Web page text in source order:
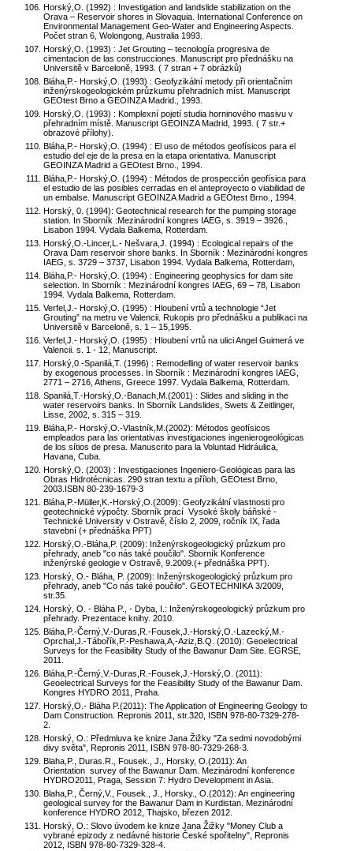
Horský,O. (1992) : Investigation and landslide stabilization on the
Orava – Reservoir shores in Slovaquia. International Conference on
Environmental Management Geo-Water and Engineering Aspects.
Počet stran 6, Wolongong, Australia 1993.
Horský,O. (1993) : Jet Grouting – tecnología progresiva de
cimentacion de las construcciones. Manuscript pro přednášku na
Universitě v Barceloně, 1993. ( 7 stran + 7 obrázků)
Bláha,P.- Horský,O. (1993) : Geofyzikální metody při orientačním
inženýrskogeologickém průzkumu přehradních míst. Manuscript
GEOtest Brno a GEOINZA Madrid., 1993.
Horský,O. (1993) : Komplexní pojetí studia horninového masivu v
přehradním místě. Manuscript GEOINZA Madrid, 1993. ( 7 str.+
obrazové přílohy).
Bláha,P.- Horský,O. (1994) : El uso de métodos geofísicos para el
estudio del eje de la presa en la etapa orientativa. Manuscript
GEOINZA Madrid a GEOtest Brno., 1994.
Bláha,P.- Horský,O. (1994) : Métodos de prospección geofísica para
el estudio de las posibles cerradas en el anteproyecto o viabilidad de
un embalse. Manuscript GEOINZA Madrid a GEOtest Brno., 1994.
Horský, 0. (1994): Geotechnical research for the pumping storage
station. In Sborník :Mezinárodní kongres IAEG, s. 3919 – 3926.,
Lisabon 1994. Vydala Balkema, Rotterdam.
Horský,O.-Lincer,L.- Nešvara,J. (1994) : Ecological repairs of the
Orava Dam reservoir shore banks. In Sborník : Mezinárodní kongres
IAEG, s. 3729 – 3737, Lisabon 1994. Vydala Balkema, Rotterdam,
Bláha,P.- Horský,O. (1994) : Engineering geophysics for dam site
selection. In Sborník : Mezinárodní kongres IAEG, 69 – 78, Lisabon
1994. Vydala Balkema, Rotterdam.
Verfel,J.- Horský,O. (1995) : Hloubení vrtů a technologie “Jet
Grouting” na metru ve Valencii. Rukopis pro přednášku a publikaci na
Universitě v Barceloně, s. 1 – 15,1995.
Verfel,J.- Horský,O. (1995) : Hloubení vrtů na ulici Angel Guimerá ve
Valencii. s. 1 - 12, Manuscript.
Horský,0.-Spanilá,T. (1996) : Remodelling of water reservoir banks
by exogenous processes. In Sborník : Mezinárodní kongres IAEG,
2771 – 2716, Athens, Greece 1997. Vydala Balkema, Rotterdam.
Spanilá,T.-Horský,O.-Banach,M.(2001) : Slides and sliding in the
water reservoirs banks. In Sborník Landslides, Swets & Zeitlinger,
Lisse, 2002, s. 315 – 319.
Bláha,P.- Horský,O.-Vlastník,M.(2002): Métodos geofísicos
empleados para las orientativas investigaciones ingenierogeológicas
de los sítios de presa. Manuscrito para la Voluntad Hidráulica,
Havana, Cuba.
Horský,O. (2003) : Investigaciones Ingeniero-Geológicas para las
Obras Hidrotécnicas. 290 stran textu a příloh, GEOtest Brno,
2003.ISBN 80-239-1679-3
Bláha,P.-Müller,K.-Horský,O.(2009): Geofyzikální vlastnosti pro
geotechnické výpočty. Sborník prací Vysoké školy báňské -
Technické University v Ostravě, číslo 2, 2009, ročník IX, řada
stavební (+ přednáška PPT)
Horský,O.-Bláha,P. (2009): Inženýrskogeologický průzkum pro
přehrady, aneb "co nás také poučilo". Sborník Konference
inženýrské geologie v Ostravě, 9.2009.(+ přednáška PPT).
Horský, O.- Bláha, P. (2009): Inženýrskogeologický průzkum pro
přehrady, aneb "Co nás také poučilo". GEOTECHNIKA 3/2009,
str.35.
Horský, O. - Bláha P., - Dyba, I.: Inženýrskogeologický průzkum pro
přehrady. Prezentace knihy. 2010.
Bláha,P.-Černý,V.-Duras,R.-Fousek,J.-Horský,O.-Lazecký,M.-
Oprchal,J.-Tábořík,P.-Peshawa,A,-Aziz,B.Q. (2010): Geoelectrical
Surveys for the Feasibility Study of the Bawanur Dam Site. EGRSE,
2011.
Bláha,P.-Černý,V.-Duras,R.-Fousek,J.-Horský,O. (2011):
Geoelectrical Surveys for the Feasibility Study of the Bawanur Dam.
Kongres HYDRO 2011, Praha.
Horský,O.- Bláha P.(2011): The Application of Engineering Geology to
Dam Construction. Repronis 2011, str.320, ISBN 978-80-7329-278-
2.
Horský, O.: Předmluva ke knize Jana Žižky "Za sedmi novodobými
divy světa", Repronis 2011, ISBN 978-80-7329-268-3.
Blaha,P., Duras.R., Fousek., J., Horsky, O.(2011): An
Orientation survey of the Bawanur Dam. Mezinárodní konference
HYDRO2011, Praga, Session 7: Hydro Development in Asia.
Blaha,P., Černý,V., Fousek., J., Horsky., O.(2012): An engineering
geological survey for the Bawanur Dam in Kurdistan. Mezinárodní
konference HYDRO 2012, Thajsko, březen 2012.
Horský, O.: Slovo úvodem ke knize Jana Žižky "Money Club a
vybrané epizody z nedávné historie České spořitelny", Repronis
2012, ISBN 978-80-7329-328-4.